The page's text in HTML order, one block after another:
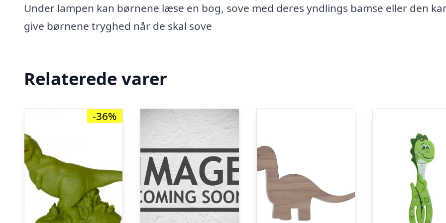
Under lampen kan børnene læse en bog, sove med deres yndlings bamse eller den
give børnene tryghed når de skal sove
Relaterede varer
-36%